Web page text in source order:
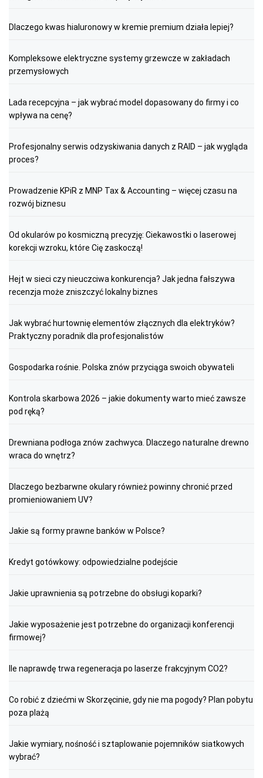
Dlaczego kwas hialuronowy w kremie premium działa lepiej?
Kompleksowe elektryczne systemy grzewcze w zakładach
przemysłowych
Lada recepcyjna – jak wybrać model dopasowany do firmy i co
wpływa na cenę?
Profesjonalny serwis odzyskiwania danych z RAID – jak wygląda
proces?
Prowadzenie KPiR z MNP Tax & Accounting – więcej czasu na
rozwój biznesu
Od okularów po kosmiczną precyzję: Ciekawostki o laserowej
korekcji wzroku, które Cię zaskoczą!
Hejt w sieci czy nieuczciwa konkurencja? Jak jedna fałszywa
recenzja może zniszczyć lokalny biznes
Jak wybrać hurtownię elementów złącznych dla elektryków?
Praktyczny poradnik dla profesjonalistów
Gospodarka rośnie. Polska znów przyciąga swoich obywateli
Kontrola skarbowa 2026 – jakie dokumenty warto mieć zawsze
pod ręką?
Drewniana podłoga znów zachwyca. Dlaczego naturalne drewno
wraca do wnętrz?
Dlaczego bezbarwne okulary również powinny chronić przed
promieniowaniem UV?
Jakie są formy prawne banków w Polsce?
Kredyt gotówkowy: odpowiedzialne podejście
Jakie uprawnienia są potrzebne do obsługi koparki?
Jakie wyposażenie jest potrzebne do organizacji konferencji
firmowej?
Ile naprawdę trwa regeneracja po laserze frakcyjnym CO2?
Co robić z dziećmi w Skorzęcinie, gdy nie ma pogody? Plan pobytu
poza plażą
Jakie wymiary, nośność i sztaplowanie pojemników siatkowych
wybrać?